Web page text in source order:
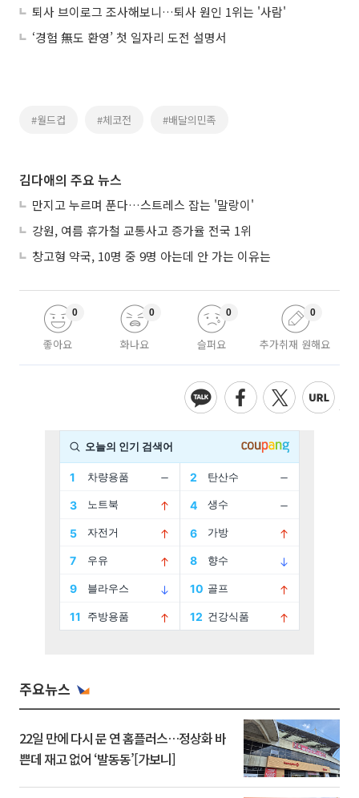
퇴사 브이로그 조사해보니…퇴사 원인 1위는 '사람'
‘경험 無도 환영’ 첫 일자리 도전 설명서
#월드컵 #체코전 #배달의민족
김다애의 주요 뉴스
만지고 누르며 푼다…스트레스 잡는 '말랑이'
강원, 여름 휴가철 교통사고 증가율 전국 1위
창고형 약국, 10명 중 9명 아는데 안 가는 이유는
좋아요
0
화나요
0
슬퍼요
0
추가취재 원해요
0
주요뉴스
22일 만에 다시 문 연 홈플러스…정상화 바
쁜데 재고 없어 ‘발동동’[가보니]